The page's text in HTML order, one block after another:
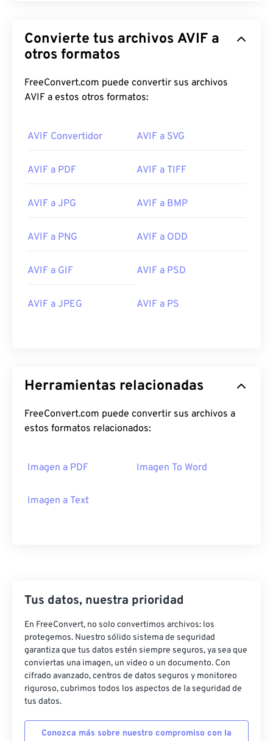
Convierte tus archivos AVIF a
otros formatos
FreeConvert.com puede convertir sus archivos
AVIF a estos otros formatos:
AVIF Convertidor AVIF a SVG
AVIF a PDF AVIF a TIFF
AVIF a JPG AVIF a BMP
AVIF a PNG AVIF a ODD
AVIF a GIF AVIF a PSD
AVIF a JPEG AVIF a PS
Herramientas relacionadas
FreeConvert.com puede convertir sus archivos a
estos formatos relacionados:
Imagen a PDF Imagen To Word
Imagen a Text
Tus datos, nuestra prioridad
En FreeConvert, no solo convertimos archivos: los
protegemos. Nuestro sólido sistema de seguridad
garantiza que tus datos estén siempre seguros, ya sea que
conviertas una imagen, un video o un documento. Con
cifrado avanzado, centros de datos seguros y monitoreo
riguroso, cubrimos todos los aspectos de la seguridad de
tus datos.
Conozca más sobre nuestro compromiso con la